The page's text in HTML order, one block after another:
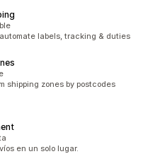
labels, tracking & duties
shipping zones by postcodes
en un solo lugar.